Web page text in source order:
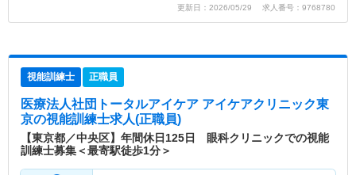
更新日：2026/05/29 求人番号：9768780
視能訓練士 正職員
医療法人社団トータルアイケア アイケアクリニック東
京の視能訓練士求人(正職員)
【東京都／中央区】年間休日125日 眼科クリニックでの視能
訓練士募集＜最寄駅徒歩1分＞